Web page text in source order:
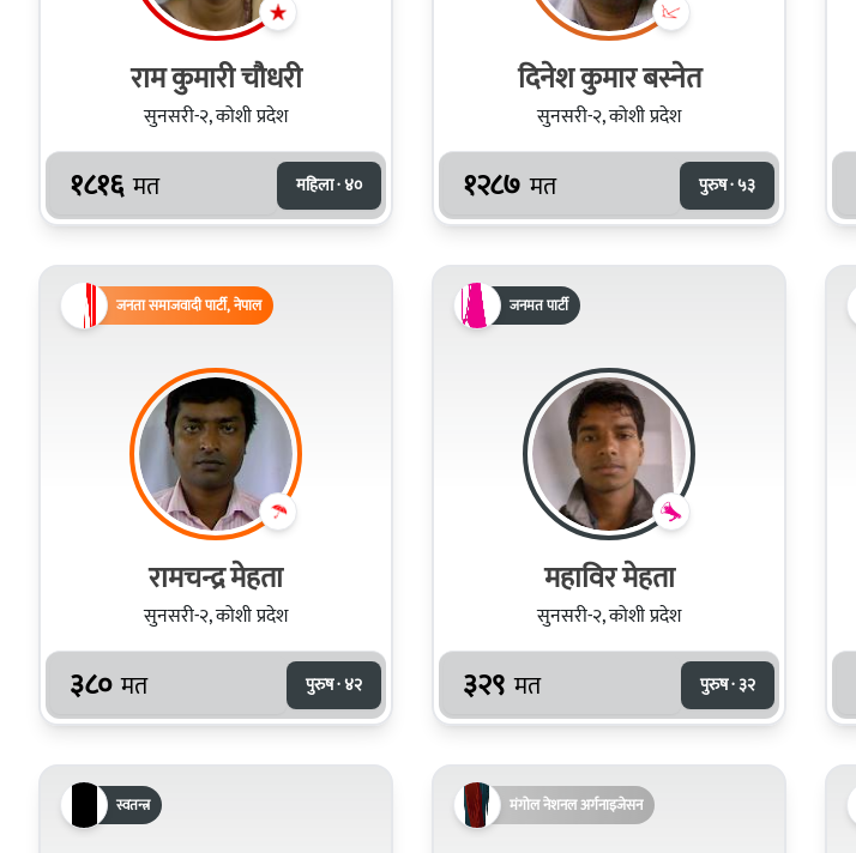
राम कुमारी चौधरी
सुनसरी-२, कोशी प्रदेश
१८१६ मत महिला · ४०
दिने‍श कुमार बस्‍नेत
सुनसरी-२, कोशी प्रदेश
१२८७ मत पुरुष · ५३
जनता समाजवादी पार्टी, नेपाल
रामचन्द्र मेहता
सुनसरी-२, कोशी प्रदेश
३८० मत पुरुष · ४२
जनमत पार्टी
महाविर मेहता
सुनसरी-२, कोशी प्रदेश
३२९ मत पुरुष · ३२
स्वतन्त्र मंगोल नेशनल अर्गनाइजेसन